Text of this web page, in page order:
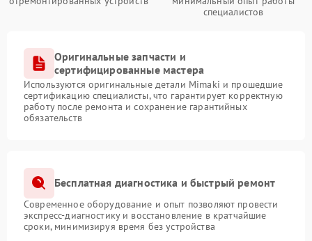
специалистов
Оригинальные запчасти и
сертифицированные мастера
Используются оригинальные детали Mimaki и прошедшие
сертификацию специалисты, что гарантирует корректную
работу после ремонта и сохранение гарантийных
обязательств
Бесплатная диагностика и быстрый ремонт
Современное оборудование и опыт позволяют провести
экспресс-диагностику и восстановление в кратчайшие
сроки, минимизируя время без устройства